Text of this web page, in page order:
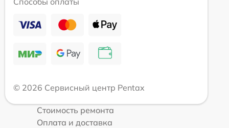
© 2026 Сервисный центр Pentax
Стоимость ремонта
Оплата и доставка